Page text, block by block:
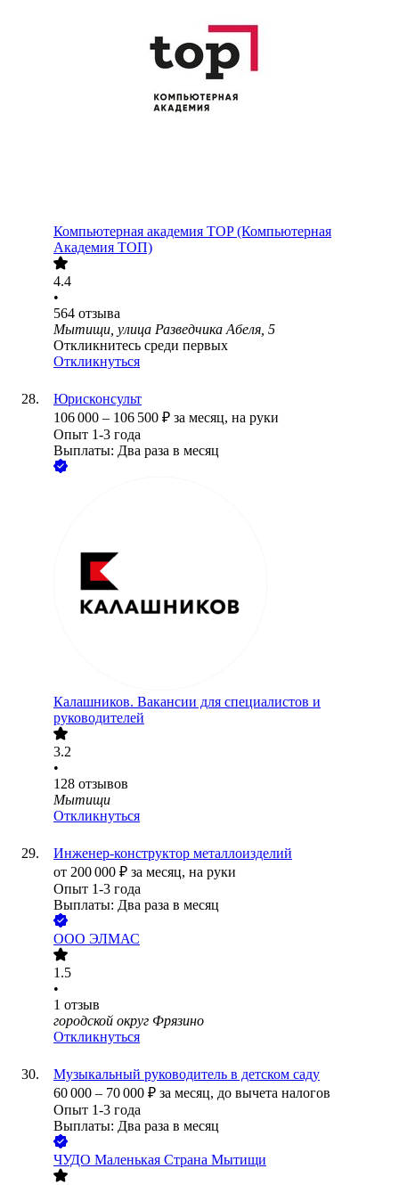
Компьютерная академия TOP (Компьютерная
Академия ТОП)
4.4
•
564 отзыва
Мытищи, улица Разведчика Абеля, 5
Откликнитесь среди первых
Откликнуться
Юрисконсульт
106 000 – 106 500 ₽ за месяц, на руки
Опыт 1-3 года
Выплаты: Два раза в месяц
Калашников. Вакансии для специалистов и
руководителей
3.2
•
128 отзывов
Мытищи
Откликнуться
Инженер-конструктор металлоизделий
от 200 000 ₽ за месяц, на руки
Опыт 1-3 года
Выплаты: Два раза в месяц
ООО ЭЛМАС
1.5
•
1 отзыв
городской округ Фрязино
Откликнуться
Музыкальный руководитель в детском саду
60 000 – 70 000 ₽ за месяц, до вычета налогов
Опыт 1-3 года
Выплаты: Два раза в месяц
ЧУДО Маленькая Страна Мытищи